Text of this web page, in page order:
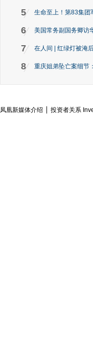
5 生命至上！第83集团
6 美国常务副国务卿访
7 在人间 | 红绿灯被淹
8 重庆姐弟坠亡案细节
凤凰新媒体介绍 投资者关系